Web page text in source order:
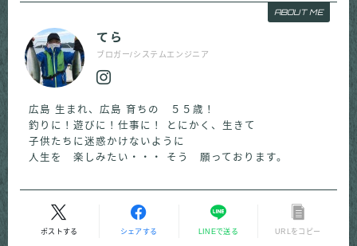
ABOUT ME
てら
ブロガー/システムエンジニア
広島 生まれ、広島 育ちの ５５歳！
釣りに！遊びに！仕事に！ とにかく、生きて
子供たちに迷惑かけないように
人生を 楽しみたい・・・ そう 願っております。
ポストする シェアする LINEで送る URLをコピー